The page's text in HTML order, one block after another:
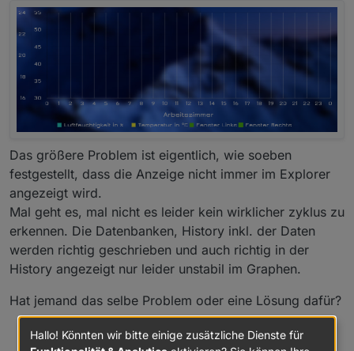
Das größere Problem ist eigentlich, wie soeben
festgestellt, dass die Anzeige nicht immer im Explorer
angezeigt wird.
Mal geht es, mal nicht es leider kein wirklicher zyklus zu
erkennen. Die Datenbanken, History inkl. der Daten
werden richtig geschrieben und auch richtig in der
History angezeigt nur leider unstabil im Graphen.
Hat jemand das selbe Problem oder eine Lösung dafür?
0
Hallo! Könnten wir bitte einige zusätzliche Dienste für